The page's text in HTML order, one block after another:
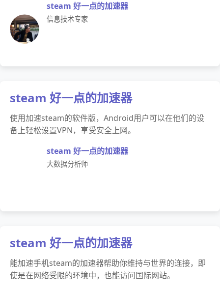
steam 好一点的加速器
信息技术专家
steam 好一点的加速器
使用加速steam的软件版，Android用户可以在他们的设
备上轻松设置VPN，享受安全上网。
steam 好一点的加速器
大数据分析师
steam 好一点的加速器
能加速手机steam的加速器帮助你维持与世界的连接，即
使是在网络受限的环境中，也能访问国际网站。